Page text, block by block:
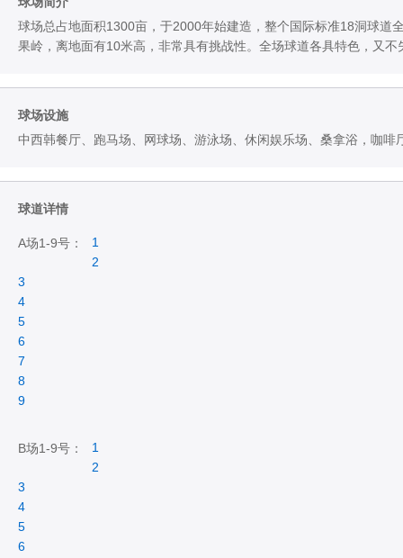
球场总占地面积1300亩，于2000年始建造，整个国际标准18洞球道
果岭，离地面有10米高，非常具有挑战性。全场球道各具特色，又不
球场设施
中西韩餐厅、跑马场、网球场、游泳场、休闲娱乐场、桑拿浴，咖啡
球道详情
A场1-9号：
1
2
3
4
5
6
7
8
9
B场1-9号：
1
2
3
4
5
6